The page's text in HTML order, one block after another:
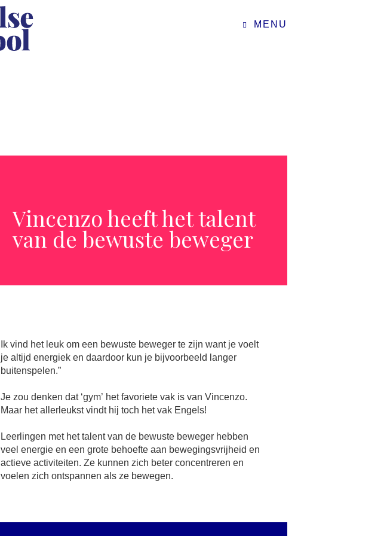
MENU
Vincenzo heeft het talent
van de bewuste beweger
Ik vind het leuk om een bewuste beweger te zijn want je voelt
je altijd energiek en daardoor kun je bijvoorbeeld langer
buitenspelen.”
Je zou denken dat ‘gym’ het favoriete vak is van Vincenzo.
Maar het allerleukst vindt hij toch het vak Engels!
Leerlingen met het talent van de bewuste beweger hebben
veel energie en een grote behoefte aan bewegingsvrijheid en
actieve activiteiten. Ze kunnen zich beter concentreren en
voelen zich ontspannen als ze bewegen.